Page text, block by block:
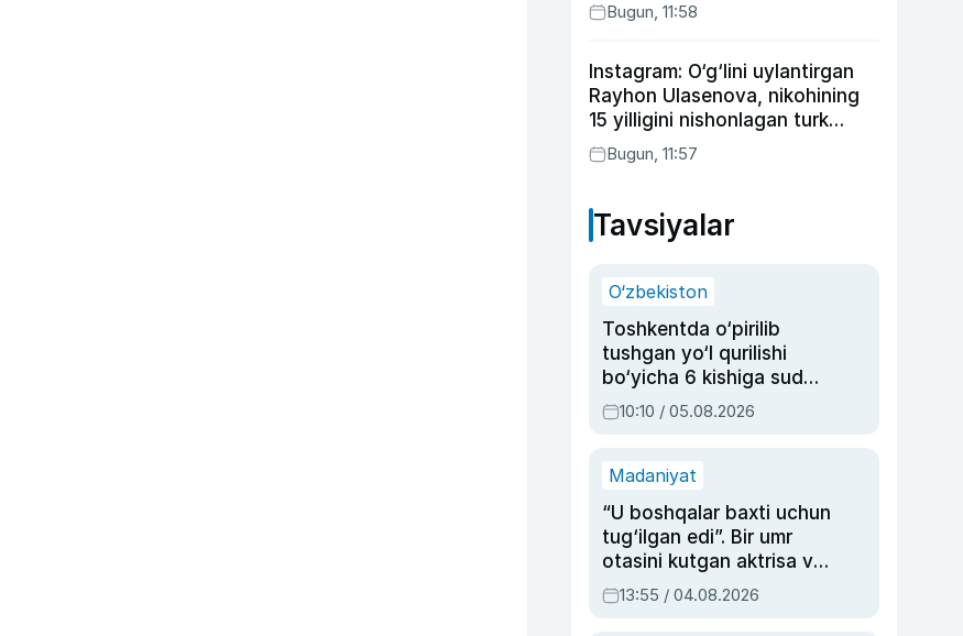
Bugun, 11:58
Instagram: O‘g‘lini uylantirgan
Rayhon Ulasenova, nikohining
15 yilligini nishonlagan turk
aktyorlari va Kamelot qasriga
sayohat qilgan Zebo Rahimova
Bugun, 11:57
Tavsiyalar
O‘zbekiston
Toshkentda o‘pirilib
tushgan yo‘l qurilishi
bo‘yicha 6 kishiga sud
hukmi o‘qildi
10:10 / 05.08.2026
Madaniyat
“U boshqalar baxti uchun
tug‘ilgan edi”. Bir umr
otasini kutgan aktrisa va
dublyaj ustasi Rimma
Ahmedovaning
13:55 / 04.08.2026